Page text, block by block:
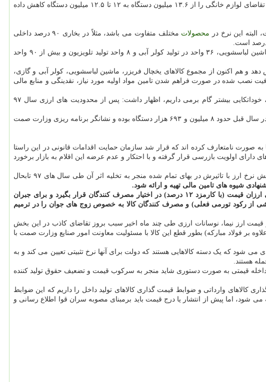
کلامی اشاره کرد: در سال های اخیر افزایش تمایل مصرف کننده به استفاده بهینه از کالاهای سرمایه ای بادوام در قالب مدیریت هزینه ها، تقاضای لوازم خانگی را از ۱۳.۶ میلیون دستگاه به ۱۲ تا ۱۲.۵ میلیون دستگاه کاهش داده
محصولات
مختلف متفاوت می باشد، مثلاً در بخاری ۹۰ درصد داخلی
کلامی اظهار داشت: در حوزه لوازم خانگی بیش از ۵۰۰ واحد تولیدی داریم که ۳۳ واحد آن در حوزه یخچال و فریزر، ۱۹ واحد در حوزه ماشین لباسشویی، ۳۶ واحد در تولید کولر آبی و ۸ واحد تولید تلویزیون و بیش از ۹۰ واحد
هم اکنون از مجموع کالاهای یخچال فریزر، ماشین لباسشویی، کولر آبی و گازی،
نصب شده در کشور است که این ظرفیت نصب شده در صورت فراهم شدن تامین مواد اولیه مورد نیاز، نقدینگی و منابع مالی
سرپرست معاونت امور بازرگانی داخلی وزارت صمت با اعلان اینکه در شرایط فعلی در امتداد مدیریت منابع ارزی کشور، جهش تولید، خوداتکایی بیشتر گام برمی داریم، اظهار داشت: پس از محدودیت های ارزی سال ۹۷
وی اضافه کرد: در سال ۱۳۹۹ برنامه تولید معاونت امور صنایع وزارت صمت حدود ۱۱ میلیون و ۶۴۰ هزار دستگاه تولید است که این تولید در سال قبل حدود ۸ میلیون و ۶۹۳ هزار دستگاه بوده و نشانگر برنامه ریزی وزارت صمت
صورت نامتعارف کرده اند که قرار شد سازمان حمایت اقدامات قانونی در این راستا
دارای اولویت بازرسی قرار گرفته و با احتکار و عدم عرضه این اقلام به بازار برخورد
وی اشاره کرد: با تغییر ارز واردات قطعات لوازم خانگی از ۴۲۰۰ تومانی به نیمایی، منابع ریالی برای تامین این ارز ۳ برابر شده و افزایش نرخ ارز با تاثیرش در بهای تمام شده منجر به تخلیه اثر آن طی سال های ۹۷ تابحال
شیوه های تامین مالی تهیه و ارائه شود.
در این بسته پیشنهاد شده است که برای این مساله تسهیلات ریالی ارزان قیمت (با کارمزد ۱۲ درصد) در اختیار مصرف کنندگان قرار بگیرد و برای جبران
از رکود تورمی فعلی) و مصرف کنندگان کالا به خصوص زوج های جوان را در ترمیم
ارز نیما، نوسانات ارزی طی چند ماه اخیر سبب بروز تقاضای کاذب در این بخش
بر فولاد مبارکه) بطور قطع این کالا با مسئولیت معاونت امور صنایع وزارت صمت با
شود که یک دسته کالاهایی هستند که دولت برای آنها نرخ تثبیتی تعیین می کند و به
هستند.
مداخله قیمتی به صورت دستوری شاید منجر به سرکوب قیمت و تضعیف حقوق تولید کننده
وارداتی و ضوابط قیمت گذاری کالاهای تولید داخل را داریم که این ضوابط
اما پیش از انتشار یا درج قیمت باید برمبنای مصوبه سران قوا اطلاع رسانی و